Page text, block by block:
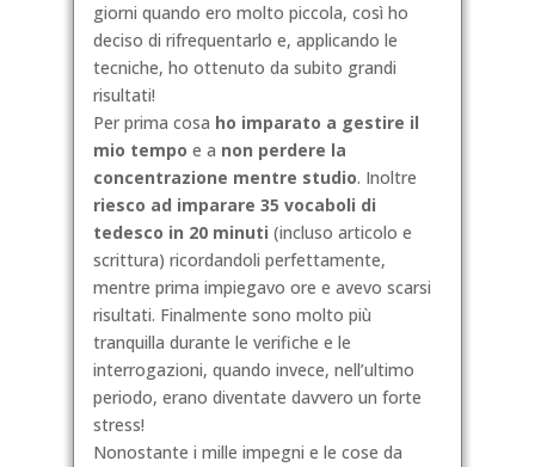
giorni quando ero molto piccola, così ho
deciso di rifrequentarlo e, applicando le
tecniche, ho ottenuto da subito grandi
risultati!
Per prima cosa ho imparato a gestire il
mio tempo e a non perdere la
concentrazione mentre studio. Inoltre
riesco ad imparare 35 vocaboli di
tedesco in 20 minuti (incluso articolo e
scrittura) ricordandoli perfettamente,
mentre prima impiegavo ore e avevo scarsi
risultati. Finalmente sono molto più
tranquilla durante le verifiche e le
interrogazioni, quando invece, nell’ultimo
periodo, erano diventate davvero un forte
stress!
Nonostante i mille impegni e le cose da